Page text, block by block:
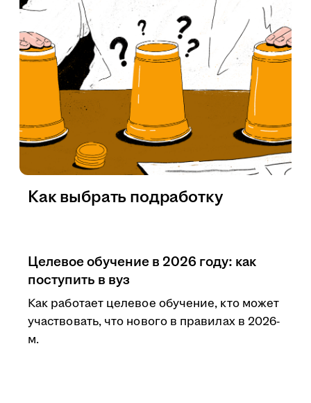
Как выбрать подработку
Целевое обучение в 2026 году: как
поступить в вуз
Как работает целевое обучение, кто может
участвовать, что нового в правилах в 2026-
м.